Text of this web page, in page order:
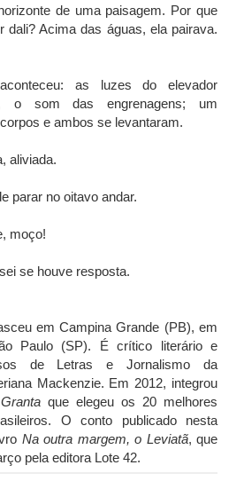
de uma paisagem. Por que
dali? Acima das águas, ela pairava.
as luzes do elevador
o som das engrenagens; um
e ambos se levantaram.
aliviada.
parar no oitavo andar.
moço!
se houve resposta.
em Campina Grande (PB), em
Paulo (SP). É crítico literário e
de Letras e Jornalismo da
Mackenzie. Em 2012, integrou
Granta que elegeu os 20 melhores
O conto publicado nesta
Na outra margem, o Leviatã, que
pela editora Lote 42.